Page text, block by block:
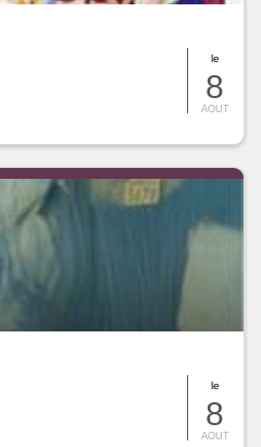
le
8
AOUT
le
8
AOUT